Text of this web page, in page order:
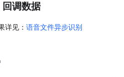
调数据
详见：语音文件异步识别